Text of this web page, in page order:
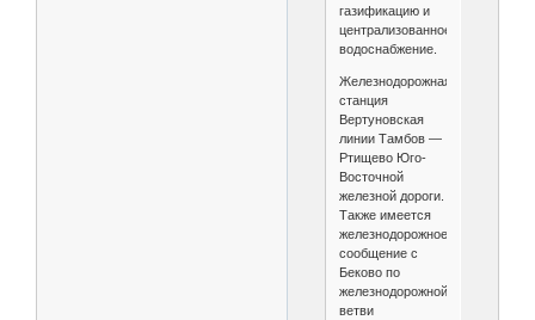
газификацию и
централизованное
водоснабжение.
Железнодорожная
станция
Вертуновская
линии Тамбов —
Ртищево Юго-
Восточной
железной дороги.
Также имеется
железнодорожное
сообщение с
Беково по
железнодорожной
ветви